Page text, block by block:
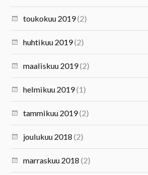
toukokuu 2019(2)
huhtikuu 2019(2)
maaliskuu 2019(2)
helmikuu 2019(1)
tammikuu 2019(2)
joulukuu 2018 (2)
marraskuu 2018 (2)